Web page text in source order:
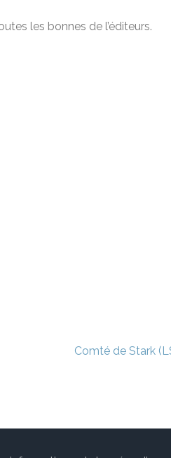
les bonnes de l’éditeurs.
Comté de Stark